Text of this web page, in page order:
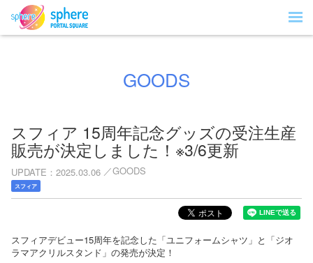
GOODS
スフィア 15周年記念グッズの受注生産
販売が決定しました！※3/6更新
UPDATE 2025.03.06 GOODS
スフィア
スフィアデビュー15周年を記念した「ユニフォームシャツ」と「ジオ
ラマアクリルスタンド」の発売が決定！